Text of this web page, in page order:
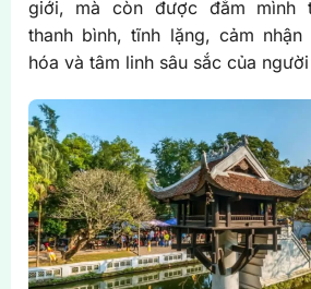
giới, mà còn được đắm mình
thanh bình, tĩnh lặng, cảm
hóa và tâm linh sâu sắc của